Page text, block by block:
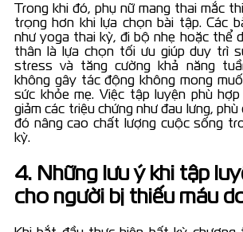
Trong khi đó, phụ nữ mang thai mắc
trọng hơn khi lựa chọn bài tập. Các
như yoga thai kỳ, đi bộ nhẹ hoặc thể
thân là lựa chọn tối ưu giúp duy trì
stress và tăng cường khả năng
không gây tác động không mong
sức khỏe mẹ. Việc tập luyện phù
giảm các triệu chứng như đau lưng,
đó nâng cao chất lượng cuộc sống
kỳ.
4. Những lưu ý khi tập
cho người bị thiếu máu